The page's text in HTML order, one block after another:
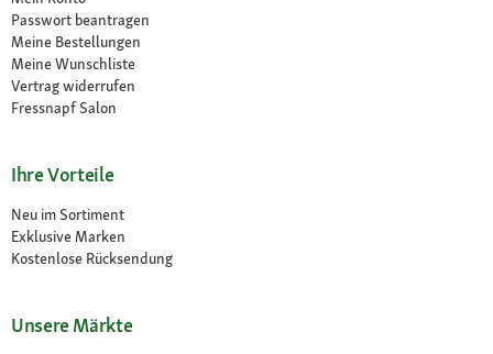
Passwort beantragen
Meine Bestellungen
Meine Wunschliste
Vertrag widerrufen
Fressnapf Salon
Ihre Vorteile
Neu im Sortiment
Exklusive Marken
Kostenlose Rücksendung
Unsere Märkte